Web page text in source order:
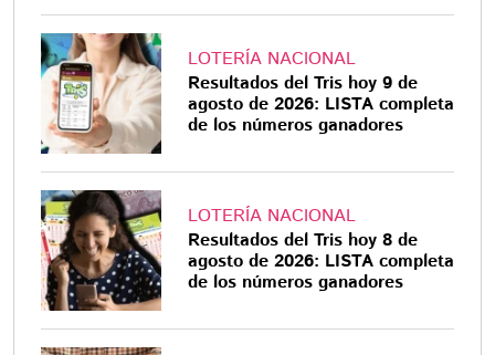
LOTERÍA NACIONAL
Resultados del Tris hoy 9 de
agosto de 2026: LISTA completa
de los números ganadores
LOTERÍA NACIONAL
Resultados del Tris hoy 8 de
agosto de 2026: LISTA completa
de los números ganadores